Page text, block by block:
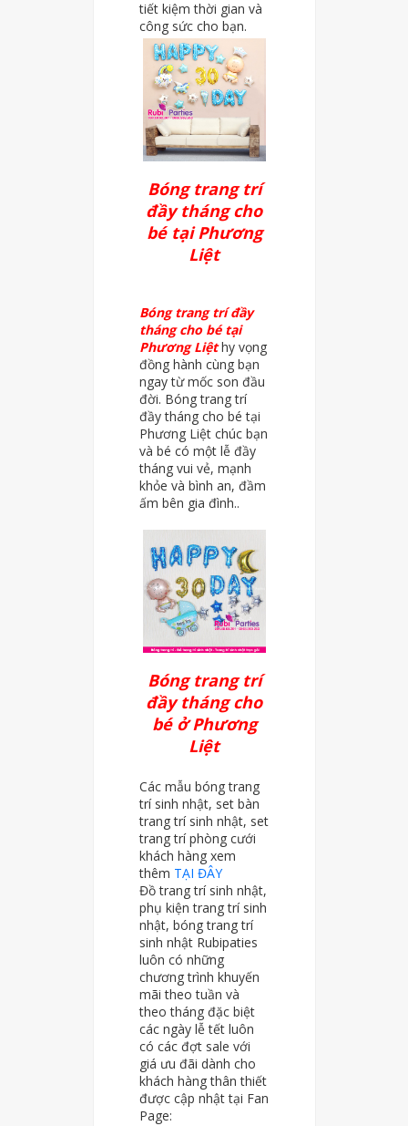
tiết kiệm thời gian và
công sức cho bạn.
Bóng trang trí
đầy tháng cho
bé tại Phương
Liệt
Bóng trang trí đầy
tháng cho bé tại
Phương Liệthy vọng
đồng hành cùng bạn
ngay từ mốc son đầu
đời. Bóng trang trí
đầy tháng cho bé tại
Phương Liệt chúc bạn
và bé có một lễ đầy
tháng vui vẻ, mạnh
khỏe và bình an, đầm
ấm bên gia đình..
Bóng trang trí
đầy tháng cho
bé ở Phương
Liệt
Các mẫu bóng trang
trí sinh nhật, set bàn
trang trí sinh nhật, set
trang trí phòng cưới
khách hàng xem
thêm TẠI ĐÂY
Đồ trang trí sinh nhật,
phụ kiện trang trí sinh
nhật, bóng trang trí
sinh nhật Rubipaties
luôn có những
chương trình khuyến
mãi theo tuần và
theo tháng đặc biệt
các ngày lễ tết luôn
có các đợt sale với
giá ưu đãi dành cho
khách hàng thân thiết
được cập nhật tại Fan
Page: